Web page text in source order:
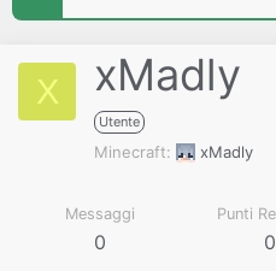
X xMadly
Utente
Minecraft xMadly
Messaggi
0
Punti
0